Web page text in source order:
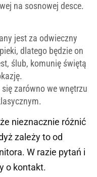
na sosnowej desce.
jest za odwieczny
dlatego będzie on
ślub, komunię świętą
zarówno we wnętrzu
nieznacznie różnić
zależy to od
W razie pytań i
o kontakt.